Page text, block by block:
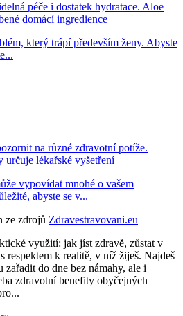
péče i dostatek hydratace. Aloe
domácí ingredience
který trápí především ženy. Abyste
na různé zdravotní potíže.
určuje lékařské vyšetření
vypovídat mnohé o vašem
abyste se v...
ze zdrojů Zdravestravovani.eu
využití: jak jíst zdravě, zůstat v
respektem k realitě, v níž žiješ. Najdeš
zařadit do dne bez námahy, ale i
zdravotní benefity obyčejných